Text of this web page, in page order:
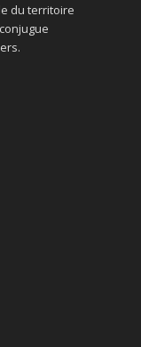
du territoire